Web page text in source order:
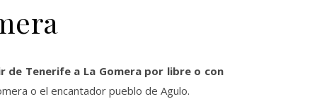
de Tenerife a La Gomera por libre o con
o el encantador pueblo de Agulo.